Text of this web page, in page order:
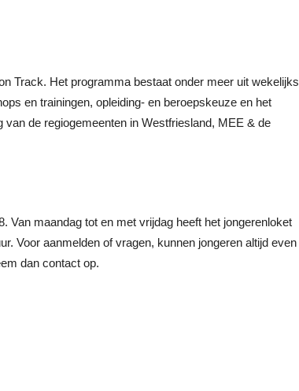
Track. Het programma bestaat onder meer uit wekelijks
en trainingen, opleiding- en beroepskeuze en het
de regiogemeenten in Westfriesland, MEE & de
Van maandag tot en met vrijdag heeft het jongerenloket
Voor aanmelden of vragen, kunnen jongeren altijd even
dan contact op.